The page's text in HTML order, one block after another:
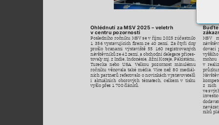


Posledního ročníku MSV se v říjnu 2025 zúčastnilo
1 356 vystavujících rem ze 40 zemí Za čtyři dny
prošlo branami výstaviště 55 160 registrovaných
návštěvníků ze42zemí , aobchodní delegace přices-
tovaly mj. zIndie, Indonésie, Jižní Koreje, Pákistánu,
Turecka nebo USA Velkou pozornost minulému
ročníku věnovala také média Více než 80 mediál-
ních partnerů referovalo o novinkách vystavovatelů
i aktuálních oborových tématech, celkem v tisku
vyšlo přes1700článků.

MSV
návštěv
dovací
vyššího
mohou
v reali
průzku
Návštěv
z nich
vesvýc
investic
dodav
navázat
níků pl